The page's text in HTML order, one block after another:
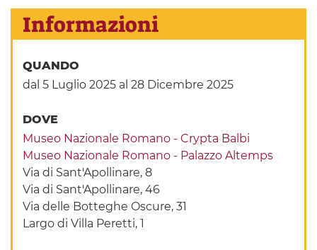
Informazioni
QUANDO
dal 5 Luglio 2025 al 28 Dicembre 2025
DOVE
Museo Nazionale Romano - Crypta Balbi
Museo Nazionale Romano - Palazzo Altemps
Via di Sant'Apollinare, 8
Via di Sant'Apollinare, 46
Via delle Botteghe Oscure, 31
Largo di Villa Peretti, 1